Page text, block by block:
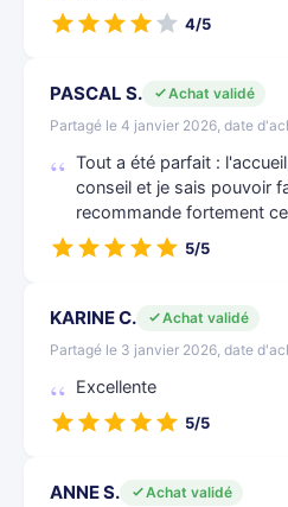
4/5
PASCAL S.
Achat validé
Partagé le 4 janvier 2026, date
Tout a été parfait :
conseil et je sais pouvoir
recommande fortement
5/5
KARINE C.
Achat validé
Partagé le 3 janvier 2026, date
Excellente
5/5
ANNE S.
Achat validé